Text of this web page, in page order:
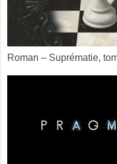
Roman – Suprématie,